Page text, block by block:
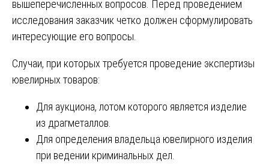
вышеперечисленных вопросов. Перед проведением
исследования заказчик четко должен сформулировать
интересующие его вопросы.
Случаи, при которых требуется проведение экспертизы
ювелирных товаров:
Для аукциона, лотом которого является изделие
из драгметаллов.
Для определения владельца ювелирного изделия
при ведении криминальных дел.